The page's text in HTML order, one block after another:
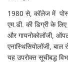
1980 से, कॉलेज में
एम.डी. की डिग्री के
और गायनोकोलॉजी,
एनास्थिसियोलॉजी,
यह उपरोक्त सूचीबद्ध